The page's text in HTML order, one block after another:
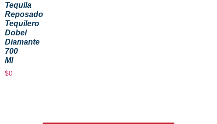
Tequila
Reposado
Tequilero
Dobel
Diamante
700
Ml
$0